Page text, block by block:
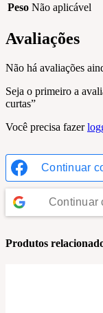
Peso Não aplicável
Avaliações
Não há avaliações
Seja o primeiro a
curtas”
Você precisa fazer
Continuar
Continuar
Produtos